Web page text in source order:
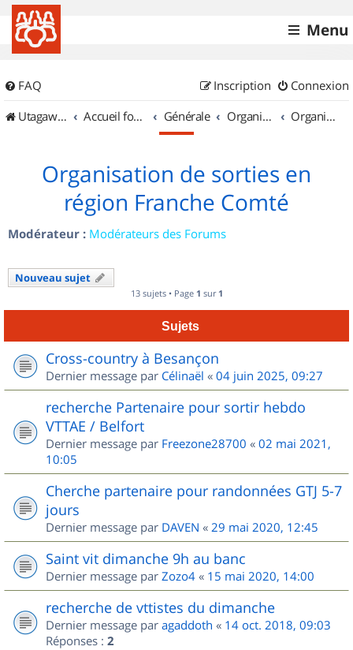
Menu
FAQ Connexion
Inscription
UtagawaVTT (Randos VTT et VTTAE avec traces GPS)
Accueil forum Générale Organisation de sorties & Recherche de partenaires Organisation de sorties en région Franche Comté
Organisation de sorties en
région Franche Comté
Modérateur : Modérateurs des Forums
Nouveau sujet
13 sujets • Page 1 sur 1
Sujets
Cross-country à Besançon
Dernier message par Célinaël « 04 juin 2025, 09:27
recherche Partenaire pour sortir hebdo
VTTAE / Belfort
Dernier message par Freezone28700 « 02 mai 2021,
10:05
Cherche partenaire pour randonnées GTJ 5-7
jours
Dernier message par DAVEN « 29 mai 2020, 12:45
Saint vit dimanche 9h au banc
Dernier message par Zozo4 « 15 mai 2020, 14:00
recherche de vttistes du dimanche
Dernier message par agaddoth « 14 oct. 2018, 09:03
Réponses : 2